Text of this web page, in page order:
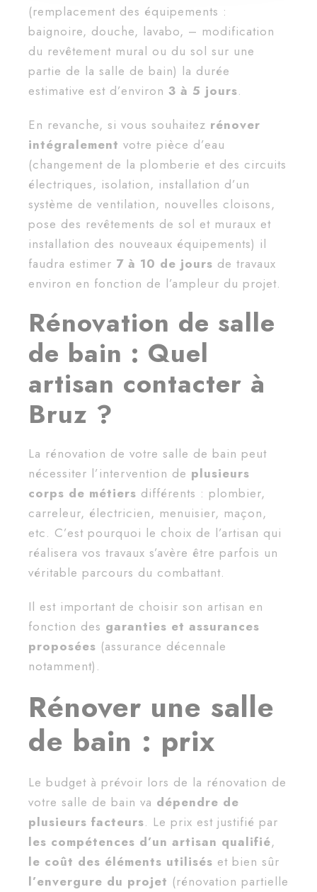
(remplacement des équipements :
baignoire, douche, lavabo, – modification
du revêtement mural ou du sol sur une
partie de la salle de bain) la durée
estimative est d’environ 3 à 5 jours.
En revanche, si vous souhaitez rénover
intégralement votre pièce d’eau
(changement de la plomberie et des circuits
électriques, isolation, installation d’un
système de ventilation, nouvelles cloisons,
pose des revêtements de sol et muraux et
installation des nouveaux équipements) il
faudra estimer 7 à 10 de jours de travaux
environ en fonction de l’ampleur du projet.
Rénovation de salle
de bain : Quel
artisan contacter à
Bruz ?
La rénovation de votre salle de bain peut
nécessiter l’intervention de plusieurs
corps de métiers différents : plombier,
carreleur, électricien, menuisier, maçon,
etc. C’est pourquoi le choix de l’artisan qui
réalisera vos travaux s’avère être parfois un
véritable parcours du combattant.
Il est important de choisir son artisan en
fonction des garanties et assurances
proposées (assurance décennale
notamment).
Rénover une salle
de bain : prix
Le budget à prévoir lors de la rénovation de
votre salle de bain va dépendre de
plusieurs facteurs. Le prix est justifié par
les compétences d’un artisan qualifié,
le coût des éléments utilisés et bien sûr
l’envergure du projet (rénovation partielle